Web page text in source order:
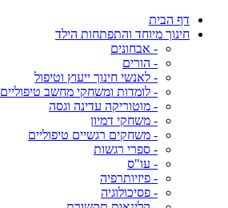
דף הבית
חינוך מיוחד והתפתחות הילד
- אבחונים
- הורים
- לאנשי חינוך ייעוץ וטיפול
- לומדות ומשחקי מחשב טיפוליים
- מוטוריקה עדינה וגסה
- משחקי דמיון
- משחקים רגשיים טיפוליים
- ספרי רגשות
- עו"ס
- פיזיותרפיה
- פסיכולוגיה